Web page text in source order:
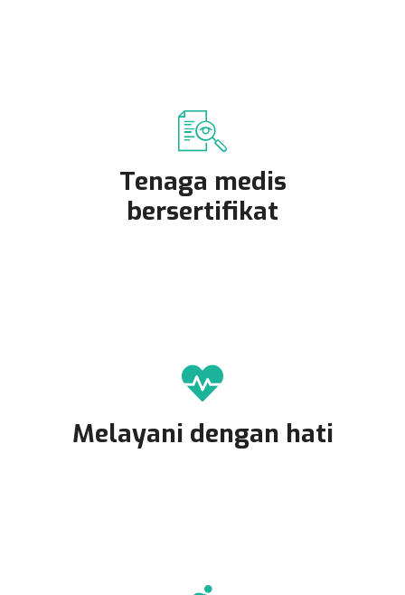
Tenaga medis
bersertifikat
Melayani dengan hati